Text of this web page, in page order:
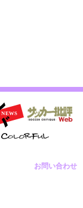
お問い合わせ